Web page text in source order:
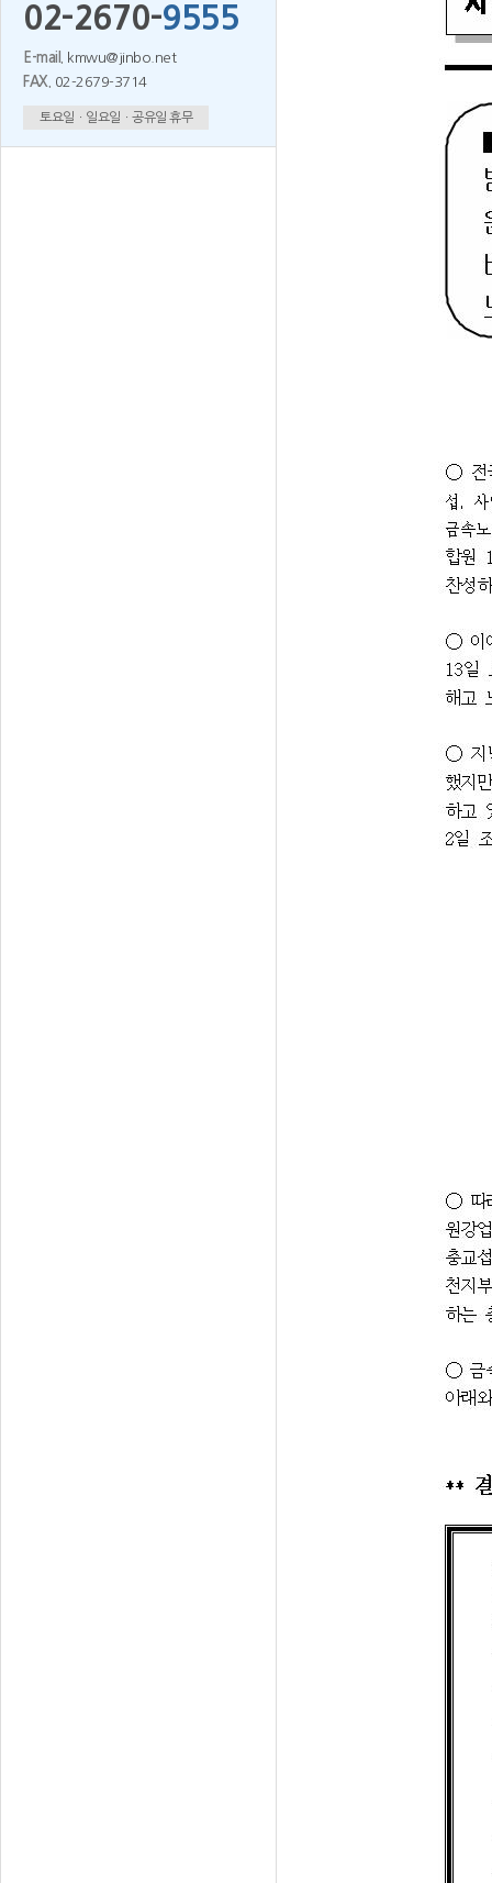
02-2670-9555
E-mail.
kmwu@jinbo.net
FAX.
02-2679-3714
토요일ㆍ일요일ㆍ공유일 휴무